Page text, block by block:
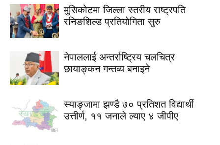
मुसिकोटमा जिल्ला स्तरीय राष्ट्रपति
रनिङशिल्ड प्रतियोगिता सुरु
नेपाललाई अन्तर्राष्ट्रिय चलचित्र
छायाङ्कन गन्तव्य बनाइने
स्याङ्जामा झण्डै ७० प्रतिशत विद्यार्थी
उत्तीर्ण, ११ जनाले ल्याए ४ जीपीए